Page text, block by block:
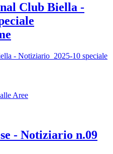
Club Biella -
Aree
- Notiziario n.09